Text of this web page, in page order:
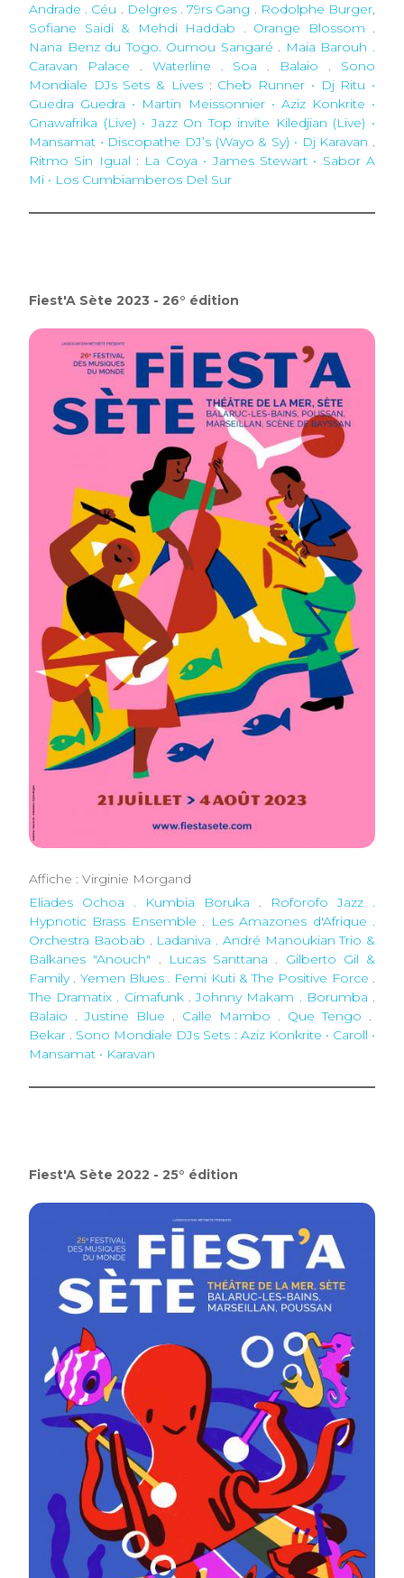
Andrade . Céu . Delgres . 79rs Gang . Rodolphe Burger,
Sofiane Saidi & Mehdi Haddab . Orange Blossom .
Nana Benz du Togo. Oumou Sangaré . Maia Barouh .
Caravan Palace . Waterline . Soa . Balaio . Sono
Mondiale DJs Sets & Lives: Cheb Runner • Dj Ritu •
Guedra Guedra • Martin Meissonnier • Aziz Konkrite •
Gnawafrika (Live) • Jazz On Top invite Kiledjian (Live) •
Mansamat • Discopathe DJ’s (Wayo & Sy) • Dj Karavan .
Ritmo Sin Igual : La Coya • James Stewart • Sabor A
Mi • Los Cumbiamberos Del Sur
Fiest'A Sète 2023 - 26° édition
Affiche : Virginie Morgand
Eliades Ochoa . Kumbia Boruka .
Roforofo Jazz .
Hypnotic Brass Ensemble . Les Amazones d'Afrique .
Orchestra Baobab . Ladaniva . André Manoukian Trio &
Balkanes "Anouch" .
Lucas Santtana . Gilberto Gil &
Family. Yemen Blues . Femi Kuti & The Positive Force .
The Dramatix . Cimafunk.Johnny Makam . Borumba .
Balaio . Justine Blue . Calle Mambo . Que Tengo .
Bekar . Sono Mondiale DJs Sets : Aziz Konkrite • Caroll •
Mansamat • Karavan
Fiest'A Sète 2022 - 25° édition